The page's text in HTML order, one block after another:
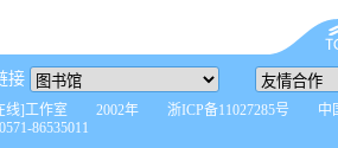
接
线]工作室 2002年 浙ICP备11027285号 中
86535011